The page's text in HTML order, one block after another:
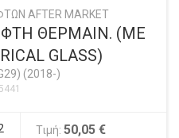
AFTER MARKET
ΘΕΡΜΑΙΝ. (ΜΕ
GLASS)
(2018-)
Τιμή: 50,05 €